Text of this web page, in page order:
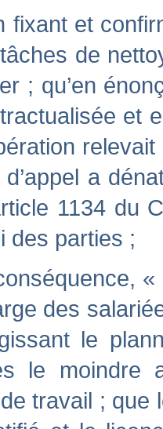
et
de
; qu’en
et
d’appel a
1134 du
des parties ;
«
des
le
le moindre
travail ; que